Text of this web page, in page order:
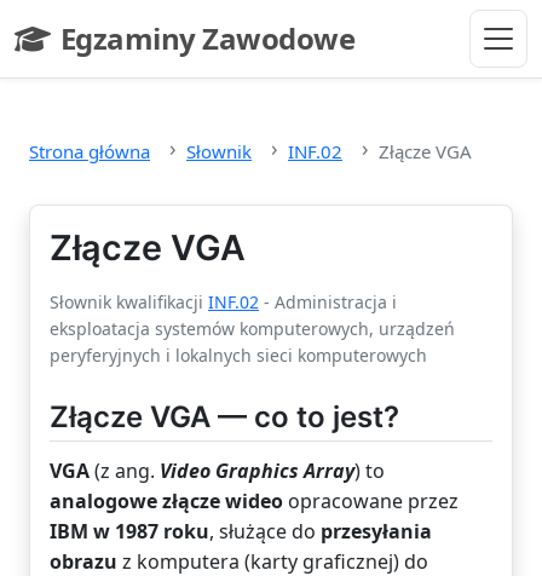
Egzaminy Zawodowe
- strona główna
Strona główna Słownik INF.02 Złącze VGA
Złącze VGA
Słownik kwalifikacji INF.02 - Administracja i
eksploatacja systemów komputerowych, urządzeń
peryferyjnych i lokalnych sieci komputerowych
Złącze VGA — co to jest?
VGA(z ang. Video Graphics Array) to
analogowe złącze wideo opracowane przez
IBM w 1987 roku, służące do przesyłania
obrazu z komputera (karty graficznej) do